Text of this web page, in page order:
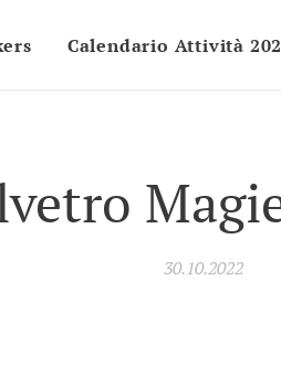
Calendario Attività
30.10.2022